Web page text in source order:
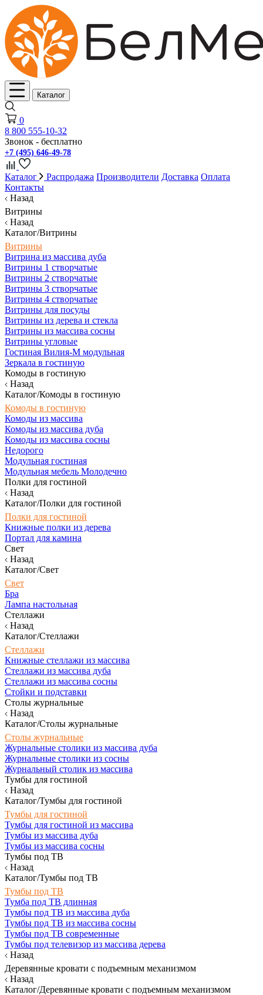
Каталог
0
8 800 555-10-32
Звонок - бесплатно
+7 (495) 646-49-78
Каталог Распродажа Производители Доставка Оплата
Контакты
Назад
Витрины
Назад
Каталог/Витрины
Витрины
Витрина из массива дуба
Витрины 1 створчатые
Витрины 2 створчатые
Витрины 3 створчатые
Витрины 4 створчатые
Витрины для посуды
Витрины из дерева и стекла
Витрины из массива сосны
Витрины угловые
Гостиная Вилия-М модульная
Зеркала в гостиную
Комоды в гостиную
Назад
Каталог/Комоды в гостиную
Комоды в гостиную
Комоды из массива
Комоды из массива дуба
Комоды из массива сосны
Недорого
Модульная гостиная
Модульная мебель Молодечно
Полки для гостиной
Назад
Каталог/Полки для гостиной
Полки для гостиной
Книжные полки из дерева
Портал для камина
Свет
Назад
Каталог/Свет
Свет
Бра
Лампа настольная
Стеллажи
Назад
Каталог/Стеллажи
Стеллажи
Книжные стеллажи из массива
Стеллажи из массива дуба
Стеллажи из массива сосны
Стойки и подставки
Столы журнальные
Назад
Каталог/Столы журнальные
Столы журнальные
Журнальные столики из массива дуба
Журнальные столики из сосны
Журнальный столик из массива
Тумбы для гостиной
Назад
Каталог/Тумбы для гостиной
Тумбы для гостиной
Тумбы для гостиной из массива
Тумбы из массива дуба
Тумбы из массива сосны
Тумбы под ТВ
Назад
Каталог/Тумбы под ТВ
Тумбы под ТВ
Тумба под ТВ длинная
Тумбы под ТВ из массива дуба
Тумбы под ТВ из массива сосны
Тумбы под ТВ современные
Тумбы под телевизор из массива дерева
Назад
Деревянные кровати с подъемным механизмом
Назад
Каталог/Деревянные кровати с подъемным механизмом